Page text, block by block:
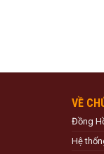
VỀ
Đồng
Hệ